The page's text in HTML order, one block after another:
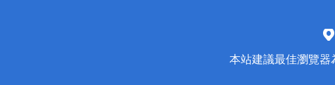
本站建議最佳瀏覽器